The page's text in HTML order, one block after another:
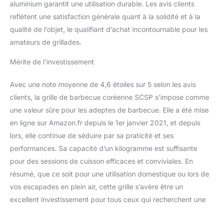
aluminium garantit une utilisation durable. Les avis clients
reflètent une satisfaction générale quant à la solidité et à la
qualité de l’objet, le qualifiant d’achat incontournable pour les
amateurs de grillades.
Mérite de l’investissement
Avec une note moyenne de 4,6 étoiles sur 5 selon les avis
clients, la grille de barbecue coréenne SCSP s’impose comme
une valeur sûre pour les adeptes de barbecue. Elle a été mise
en ligne sur Amazon.fr depuis le 1er janvier 2021, et depuis
lors, elle continue de séduire par sa praticité et ses
performances. Sa capacité d’un kilogramme est suffisante
pour des sessions de cuisson efficaces et conviviales. En
résumé, que ce soit pour une utilisation domestique ou lors de
vos escapades en plein air, cette grille s’avère être un
excellent investissement pour tous ceux qui recherchent une